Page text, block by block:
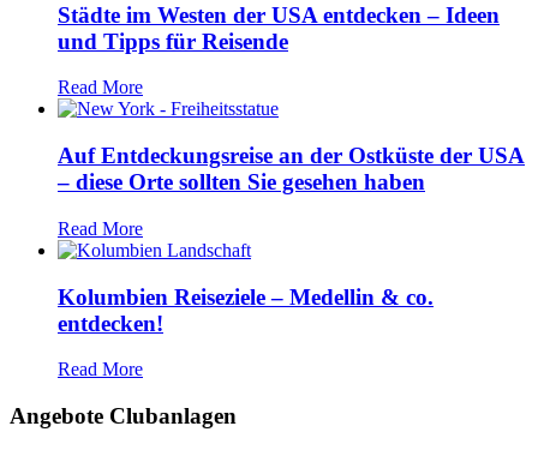
Städte im Westen der USA entdecken – Ideen
und Tipps für Reisende
Read More
Auf Entdeckungsreise an der Ostküste der USA
– diese Orte sollten Sie gesehen haben
Read More
Kolumbien Reiseziele – Medellin & co.
entdecken!
Read More
Angebote Clubanlagen